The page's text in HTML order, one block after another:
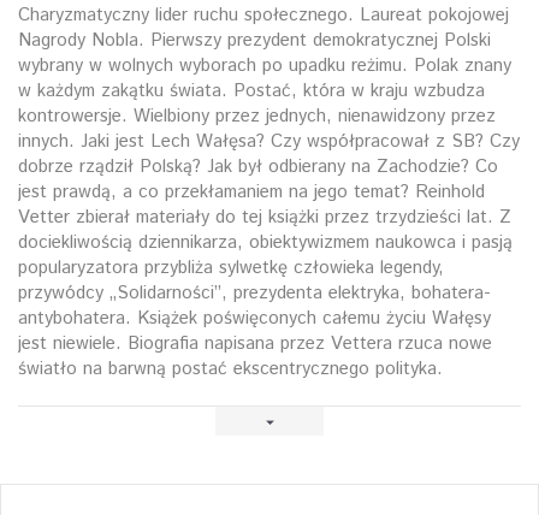
Charyzmatyczny lider ruchu społecznego. Laureat pokojowej
Nagrody Nobla. Pierwszy prezydent demokratycznej Polski
wybrany w wolnych wyborach po upadku reżimu. Polak znany
w każdym zakątku świata. Postać, która w kraju wzbudza
kontrowersje. Wielbiony przez jednych, nienawidzony przez
innych. Jaki jest Lech Wałęsa? Czy współpracował z SB? Czy
dobrze rządził Polską? Jak był odbierany na Zachodzie? Co
jest prawdą, a co przekłamaniem na jego temat? Reinhold
Vetter zbierał materiały do tej książki przez trzydzieści lat. Z
dociekliwością dziennikarza, obiektywizmem naukowca i pasją
popularyzatora przybliża sylwetkę człowieka legendy,
przywódcy „Solidarności”, prezydenta elektryka, bohatera-
antybohatera. Książek poświęconych całemu życiu Wałęsy
jest niewiele. Biografia napisana przez Vettera rzuca nowe
światło na barwną postać ekscentrycznego polityka.